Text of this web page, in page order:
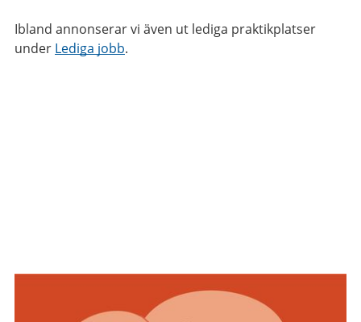
Ibland annonserar vi även ut lediga praktikplatser
under Lediga jobb.